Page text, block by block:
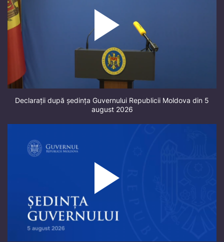
Declarații după ședința Guvernului Republicii Moldova din 5
august 2026